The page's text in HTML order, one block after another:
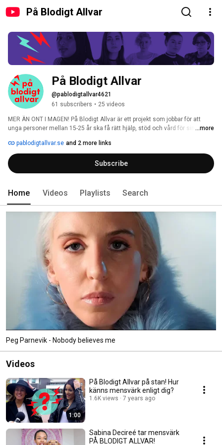
På Blodigt Allvar
På Blodigt Allvar
@pablodigtallvar4621
61 subscribers • 25 videos
MER ÄN ONT I MAGEN! På Blodigt Allvar är ett projekt som jobbar för att
unga personer mellan 15-25 år ska få rätt hjälp, stöd och vård för sina
kunskapen om mensvärk och mensproblem och informera de personer
som är drabbade. Vi tar mensvärk på blodigt allvar!
...more
pablodigtallvar.se and 2 more links
Subscribe
Home Videos Playlists Search
Peg Parnevik - Nobody believes me
Videos
1:00
På Blodigt Allvar på stan! Hur
känns mensvärk enligt dig?
1.6K views 7 years ago
Sabina Decireé tar mensvärk
PÅ BLODIGT ALLVAR!